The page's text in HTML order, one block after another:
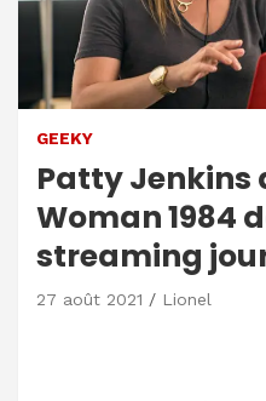
GEEKY
Patty Jenkins
Woman 1984
streaming
27 août 2021 Lionel